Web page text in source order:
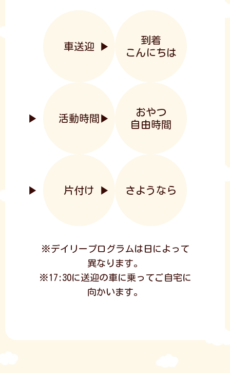
車送迎
到着
こんにちは
活動時間
おやつ
自由時間
片付け さようなら
※デイリープログラムは日によって
異なります。
※17:30に送迎の車に乗ってご自宅に
向かいます。